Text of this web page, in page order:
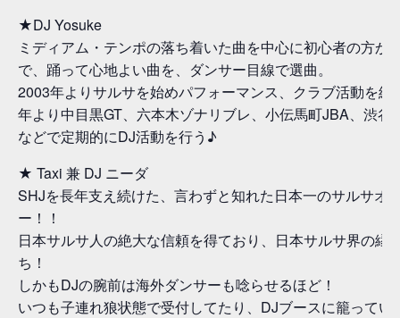
★DJ Yosuke
ミディアム・テンポの落ち着いた曲を中心に初心者の方か
で、踊って心地よい曲を、ダンサー目線で選曲。
2003年よりサルサを始めパフォーマンス、クラブ活動を経
年より中目黒GT、六本木ゾナリブレ、小伝馬町JBA、渋谷
などで定期的にDJ活動を行う♪
★ Taxi 兼 DJ ニーダ
SHJを長年支え続けた、言わずと知れた日本一のサルサオ
ー！！
日本サルサ人の絶大な信頼を得ており、日本サルサ界の縁
ち！
しかもDJの腕前は海外ダンサーも唸らせるほど！
いつも子連れ狼状態で受付してたり、DJブースに籠ってい